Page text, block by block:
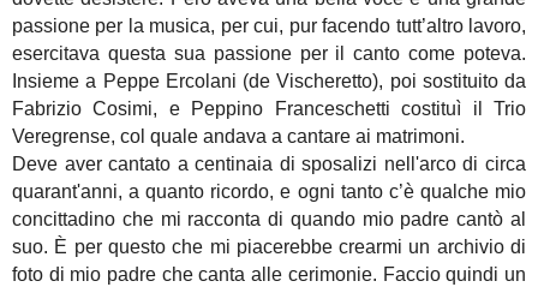
passione per la musica, per cui, pur facendo tutt’altro lavoro,
esercitava questa sua passione per il canto come poteva.
Insieme a Peppe Ercolani (de Vischeretto), poi sostituito da
Fabrizio Cosimi, e Peppino Franceschetti costituì il Trio
Veregrense, col quale andava a cantare ai matrimoni.
Deve aver cantato a centinaia di sposalizi nell'arco di circa
quarant'anni, a quanto ricordo, e ogni tanto c’è qualche mio
concittadino che mi racconta di quando mio padre cantò al
suo. È per questo che mi piacerebbe crearmi un archivio di
foto di mio padre che canta alle cerimonie. Faccio quindi un